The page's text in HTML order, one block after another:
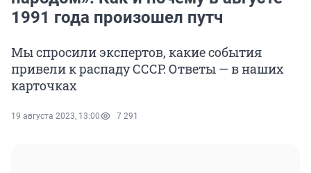
1991 года произошел путч
Мы спросили экспертов, какие события
привели к распаду СССР. Ответы — в наших
карточках
19 августа 2023, 13:00 7 291